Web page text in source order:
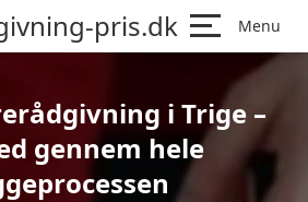
pris.dk Menu
i Trige –
gennem hele